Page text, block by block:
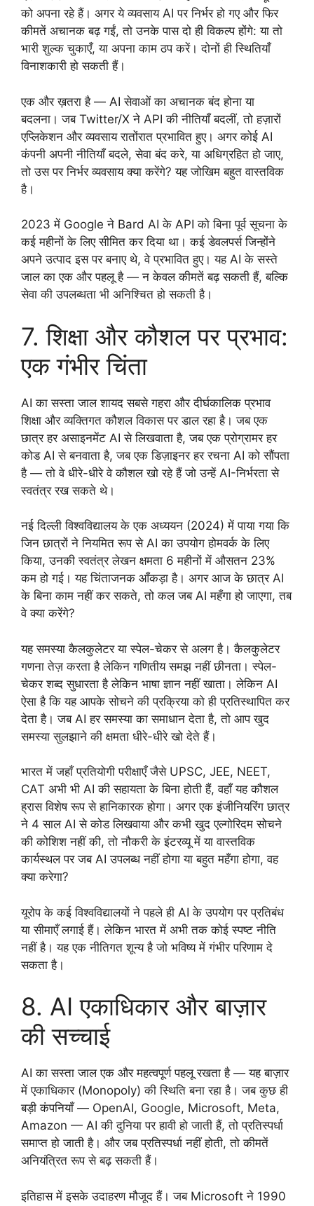
को अपना रहे हैं। अगर ये व्यवसाय AI पर निर्भर हो गए और फिर
कीमतें अचानक बढ़ गईं, तो उनके पास दो ही विकल्प होंगे: या तो
भारी शुल्क चुकाएँ, या अपना काम ठप करें। दोनों ही स्थितियाँ
विनाशकारी हो सकती हैं।
एक और ख़तरा है — AI सेवाओं का अचानक बंद होना या
बदलना। जब Twitter/X ने API की नीतियाँ बदलीं, तो हज़ारों
एप्लिकेशन और व्यवसाय रातोंरात प्रभावित हुए। अगर कोई AI
कंपनी अपनी नीतियाँ बदले, सेवा बंद करे, या अधिग्रहित हो जाए,
तो उस पर निर्भर व्यवसाय क्या करेंगे? यह जोखिम बहुत वास्तविक
है।
2023 में Google ने Bard AI के API को बिना पूर्व सूचना के
कई महीनों के लिए सीमित कर दिया था। कई डेवलपर्स जिन्होंने
अपने उत्पाद इस पर बनाए थे, वे प्रभावित हुए। यह AI के सस्ते
जाल का एक और पहलू है — न केवल कीमतें बढ़ सकती हैं, बल्कि
सेवा की उपलब्धता भी अनिश्चित हो सकती है।
7. शिक्षा और कौशल पर प्रभाव:
एक गंभीर चिंता
AI का सस्ता जाल शायद सबसे गहरा और दीर्घकालिक प्रभाव
शिक्षा और व्यक्तिगत कौशल विकास पर डाल रहा है। जब एक
छात्र हर असाइनमेंट AI से लिखवाता है, जब एक प्रोग्रामर हर
कोड AI से बनवाता है, जब एक डिज़ाइनर हर रचना AI को सौंपता
है — तो वे धीरे-धीरे वे कौशल खो रहे हैं जो उन्हें AI-निर्भरता से
स्वतंत्र रख सकते थे।
नई दिल्ली विश्वविद्यालय के एक अध्ययन (2024) में पाया गया कि
जिन छात्रों ने नियमित रूप से AI का उपयोग होमवर्क के लिए
किया, उनकी स्वतंत्र लेखन क्षमता 6 महीनों में औसतन 23%
कम हो गई। यह चिंताजनक आँकड़ा है। अगर आज के छात्र AI
के बिना काम नहीं कर सकते, तो कल जब AI महँगा हो जाएगा, तब
वे क्या करेंगे?
यह समस्या कैलकुलेटर या स्पेल-चेकर से अलग है। कैलकुलेटर
गणना तेज़ करता है लेकिन गणितीय समझ नहीं छीनता। स्पेल-
चेकर शब्द सुधारता है लेकिन भाषा ज्ञान नहीं खाता। लेकिन AI
ऐसा है कि यह आपके सोचने की प्रक्रिया को ही प्रतिस्थापित कर
देता है। जब AI हर समस्या का समाधान देता है, तो आप खुद
समस्या सुलझाने की क्षमता धीरे-धीरे खो देते हैं।
भारत में जहाँ प्रतियोगी परीक्षाएँ जैसे UPSC, JEE, NEET,
CAT अभी भी AI की सहायता के बिना होती हैं, वहाँ यह कौशल
ह्रास विशेष रूप से हानिकारक होगा। अगर एक इंजीनियरिंग छात्र
ने 4 साल AI से कोड लिखवाया और कभी खुद एल्गोरिदम सोचने
की कोशिश नहीं की, तो नौकरी के इंटरव्यू में या वास्तविक
कार्यस्थल पर जब AI उपलब्ध नहीं होगा या बहुत महँगा होगा, वह
क्या करेगा?
यूरोप के कई विश्वविद्यालयों ने पहले ही AI के उपयोग पर प्रतिबंध
या सीमाएँ लगाई हैं। लेकिन भारत में अभी तक कोई स्पष्ट नीति
नहीं है। यह एक नीतिगत शून्य है जो भविष्य में गंभीर परिणाम दे
सकता है।
8. AI एकाधिकार और बाज़ार
की सच्चाई
AI का सस्ता जाल एक और महत्वपूर्ण पहलू रखता है — यह बाज़ार
में एकाधिकार (Monopoly) की स्थिति बना रहा है। जब कुछ ही
बड़ी कंपनियाँ — OpenAI, Google, Microsoft, Meta,
Amazon — AI की दुनिया पर हावी हो जाती हैं, तो प्रतिस्पर्धा
समाप्त हो जाती है। और जब प्रतिस्पर्धा नहीं होती, तो कीमतें
अनियंत्रित रूप से बढ़ सकती हैं।
इतिहास में इसके उदाहरण मौजूद हैं। जब Microsoft ने 1990